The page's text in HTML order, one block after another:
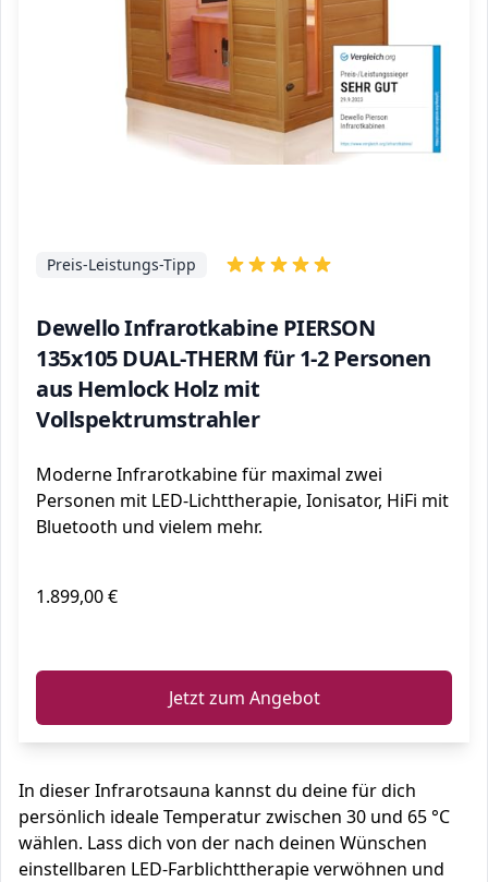
Dewello Infrarotkabine PIERSON
135x105 DUAL-THERM für 1-2 Personen
aus Hemlock Holz mit
Vollspektrumstrahler
Preis-Leistungs-Tipp
Moderne Infrarotkabine für maximal zwei
Personen mit LED-Lichttherapie, Ionisator, HiFi mit
Bluetooth und vielem mehr.
1.899,00 €
Jetzt zum Angebot
In dieser Infrarotsauna kannst du deine für dich
persönlich ideale Temperatur zwischen 30 und 65 °C
wählen. Lass dich von der nach deinen Wünschen
einstellbaren LED-Farblichttherapie verwöhnen und